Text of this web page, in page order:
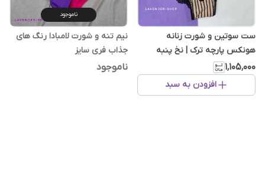
ست سوتین و شورت زنانه
هونکس پارچه ترک | نخ پنبه
راه‌راه کرم مشکی
۱٬۱۰۵٬۰۰۰
افزودن به سبد
ناموجود
نیم تنه و شورت لامبادا رنگ های
جذاب فری سایز
ناموجود